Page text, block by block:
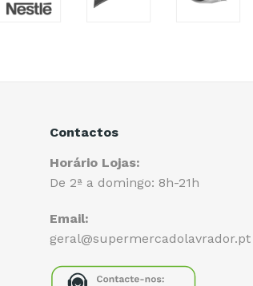
Contactos
Horário Lojas:
De 2ª a domingo: 8h-21h
Email:
geral@supermercadolavrador.pt